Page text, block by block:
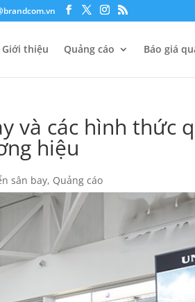
Giới thiệu Quảng cáo Báo giá
và các hình thức
hiệu
sân bay, Quảng cáo